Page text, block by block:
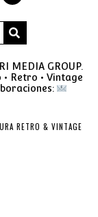
MEDIA GROUP.
Retro • Vintage
RETRO & VINTAGE